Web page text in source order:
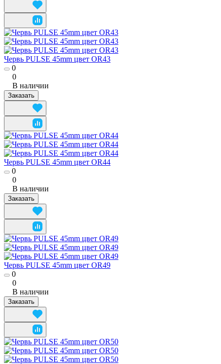
Червь PULSE 45mm цвет OR43
0
0
В наличии
Заказать
Червь PULSE 45mm цвет OR44
0
0
В наличии
Заказать
Червь PULSE 45mm цвет OR49
0
0
В наличии
Заказать